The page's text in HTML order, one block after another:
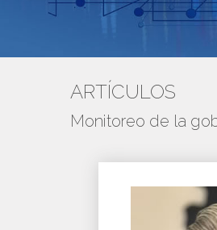
ARTÍCULOS
Monitoreo de la